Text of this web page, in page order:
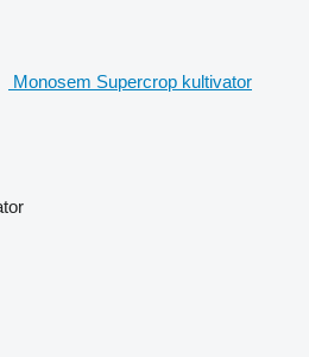
Monosem Supercrop kultivator